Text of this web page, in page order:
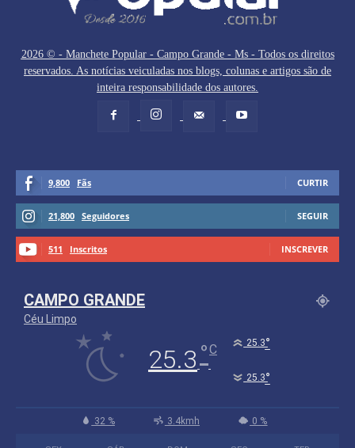
2026 © - Manchete Popular - Campo Grande - Ms - Todos os direitos
reservados. As notícias veiculadas nos blogs, colunas e artigos são de
inteira responsabilidade dos autores.
9,800 Fãs CURTIR
21,800 Seguidores SEGUIR
511 Inscritos INSCREVER
CAMPO GRANDE
Céu Limpo
25.3 °C 25.3°
25.3°
32 % 3.4kmh 0 %